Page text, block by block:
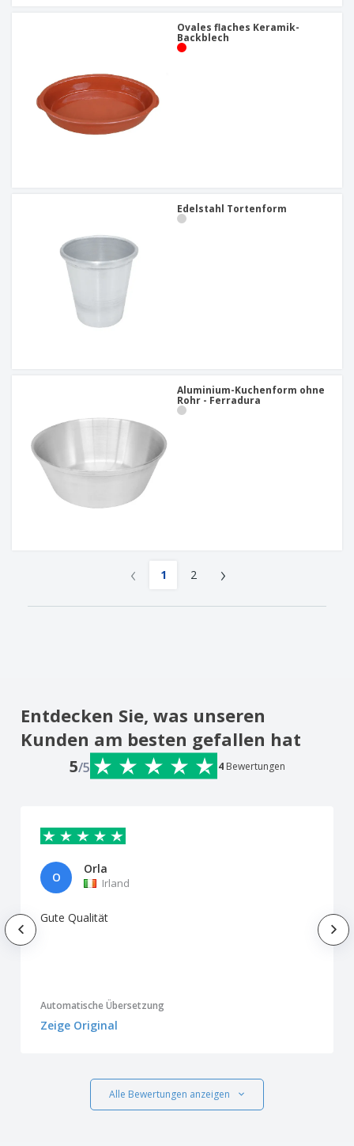
Ovales flaches Keramik-
Backblech
Edelstahl Tortenform
Aluminium-Kuchenform ohne
Rohr - Ferradura
‹ 1 2 ›
Entdecken Sie, was unseren
Kunden am besten gefallen hat
5/5 4 Bewertungen
O
Orla
Irland
Gute Qualität
Automatische Übersetzung
Zeige Original
Alle Bewertungen anzeigen